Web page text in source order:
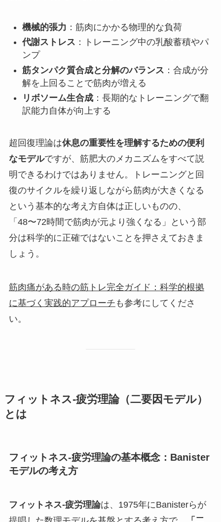
機械的張力 ：筋肉にかかる物理的な負荷
代謝ストレス ：トレーニング中の乳酸蓄積やパ
ンプ
筋タンパク質合成と分解のバランス ：合成が分
解を上回ることで筋肉が増える
リボソーム生合成：長期的なトレーニングで翻
訳能力自体が向上する
超回復理論は休息の重要性を理解するための便利
なモデルですが、筋肥大のメカニズムをすべて説
明できるわけではありません。トレーニングと回
復のサイクルを繰り返しながら筋肉が大きくなる
という基本的な考え方自体は正しいものの、
「48〜72時間で筋肉が元より強くなる」という部
分は科学的に正確ではないことを押さえておきま
しょう。
筋肉痛がある時の筋トレ完全ガイド：科学的根拠
に基づく実践的アプローチ も参考にしてくださ
い。
フィットネス-疲労理論（二要因モデル）
とは
フィットネス-疲労理論の基本概念：Banister
モデルの考え方
フィットネス-疲労理論は、1975年にBanisterらが